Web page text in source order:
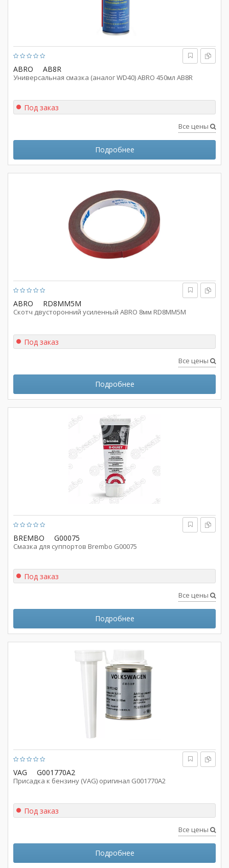
ABRO AB8R
Универсальная смазка (аналог WD40) ABRO 450мл AB8R
Под заказ
Все цены
Подробнее
ABRO RD8MM5M
Скотч двусторонний усиленный ABRO 8мм RD8MM5M
Под заказ
Все цены
Подробнее
BREMBO G00075
Смазка для суппортов Brembo G00075
Под заказ
Все цены
Подробнее
VAG G001770A2
Присадка к бензину (VAG) оригинал G001770A2
Под заказ
Все цены
Подробнее